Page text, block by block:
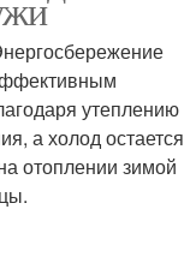
утеплению
а холод остается
отоплении зимой